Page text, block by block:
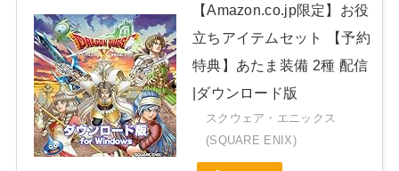
【Amazon.co.jp限定】お役
立ちアイテムセット 【予約
特典】あたま装備 2種 配信
|ダウンロード版
スクウェア・エニックス
(SQUARE ENIX)